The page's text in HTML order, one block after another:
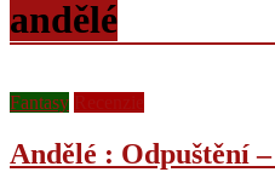
andělé
Fantasy
Andělé : Odpuštění